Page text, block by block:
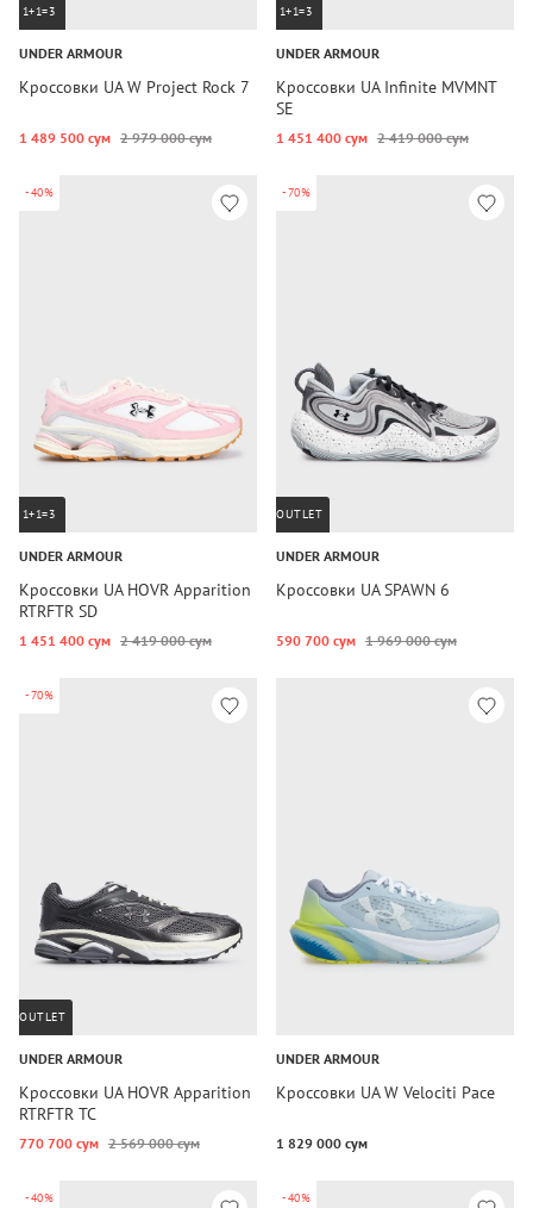
1+1=3
UNDER ARMOUR
Кроссовки UA W Project Rock 7
1 489 500 сум 2 979 000 сум
1+1=3
UNDER ARMOUR
Кроссовки UA Infinite MVMNT
SE
1 451 400 сум 2 419 000 сум
-40%
1+1=3
UNDER ARMOUR
Кроссовки UA HOVR Apparition
RTRFTR SD
1 451 400 сум 2 419 000 сум
-70%
OUTLET
UNDER ARMOUR
Кроссовки UA SPAWN 6
590 700 сум 1 969 000 сум
-70%
OUTLET
UNDER ARMOUR
Кроссовки UA HOVR Apparition
RTRFTR TC
770 700 сум 2 569 000 сум
UNDER ARMOUR
Кроссовки UA W Velociti Pace
1 829 000 сум
-40% -40%